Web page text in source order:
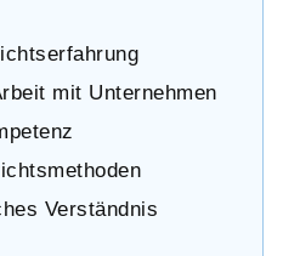
mit Unternehmen
Verständnis